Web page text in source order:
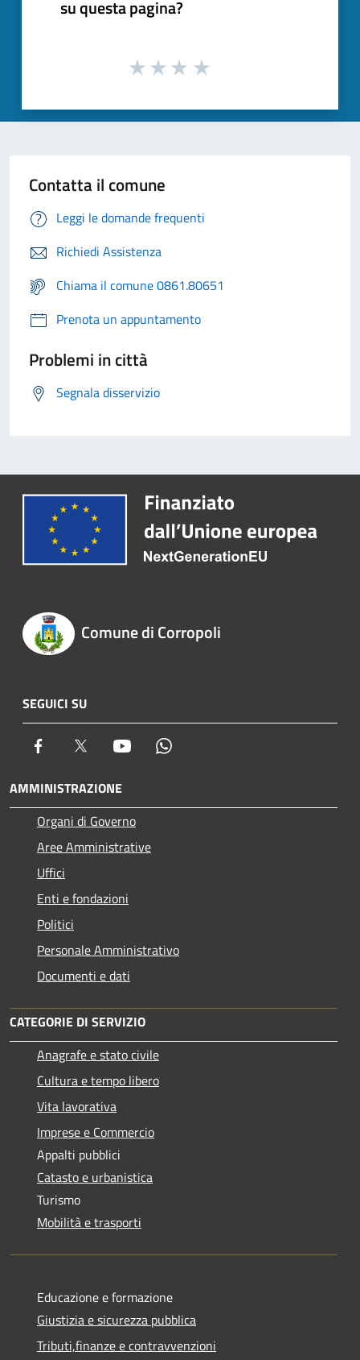
su questa pagina?
Contatta il comune
Leggi le domande frequenti
Richiedi Assistenza
Chiama il comune 0861.80651
Prenota un appuntamento
Problemi in città
Segnala disservizio
Comune di Corropoli
SEGUICI SU
Facebook Twitter Youtube
AMMINISTRAZIONE
Organi di Governo
Aree Amministrative
Uffici
Enti e fondazioni
Politici
Personale Amministrativo
Documenti e dati
CATEGORIE DI SERVIZIO
Anagrafe e stato civile
Cultura e tempo libero
Vita lavorativa
Imprese e Commercio
Appalti pubblici
Catasto e urbanistica
Turismo
Mobilità e trasporti
Educazione e formazione
Giustizia e sicurezza pubblica
Tributi,finanze e contravvenzioni